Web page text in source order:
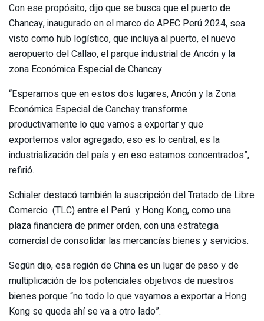
Con ese propósito, dijo que se busca que el puerto de
Chancay, inaugurado en el marco de APEC Perú 2024, sea
visto como hub logístico, que incluya al puerto, el nuevo
aeropuerto del Callao, el parque industrial de Ancón y la
zona Económica Especial de Chancay.
“Esperamos que en estos dos lugares, Ancón y la Zona
Económica Especial de Canchay transforme
productivamente lo que vamos a exportar y que
exportemos valor agregado, eso es lo central, es la
industrialización del país y en eso estamos concentrados”,
refirió.
Schialer destacó también la suscripción del Tratado de Libre
Comercio (TLC) entre el Perú y Hong Kong, como una
plaza financiera de primer orden, con una estrategia
comercial de consolidar las mercancías bienes y servicios.
Según dijo, esa región de China es un lugar de paso y de
multiplicación de los potenciales objetivos de nuestros
bienes porque “no todo lo que vayamos a exportar a Hong
Kong se queda ahí se va a otro lado”.